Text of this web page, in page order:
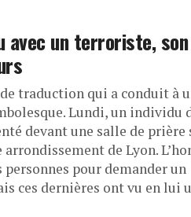
avec un terroriste,
traduction qui a conduit à
Lundi, un individu
devant une salle de prière
de Lyon.
personnes pour demander un
ces dernières ont vu en lui